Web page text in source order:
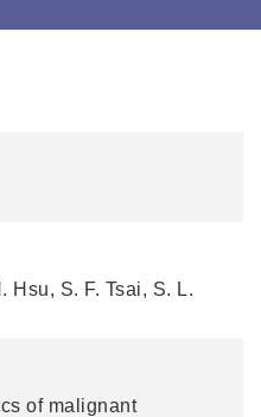
Hsu, S. F. Tsai, S. L.
of malignant